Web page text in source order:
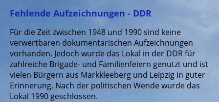
Fehlende Aufzeichnungen - DDR
Für die Zeit zwischen 1948 und 1990 sind keine
verwertbaren dokumentarischen Aufzeichnungen
vorhanden. Jedoch wurde das Lokal in der DDR für
zahlreiche Brigade- und Familienfeiern genutzt und ist
vielen Bürgern aus Markkleeberg und Leipzig in guter
Erinnerung. Nach der politischen Wende wurde das
Lokal 1990 geschlossen.